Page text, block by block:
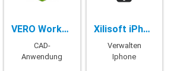
VERO WorkXplore - 2021
CAD-
Anwendung
Xilisoft iPhone Magic Platinum - 5.7.31 Build 20200516
Verwalten
Iphone